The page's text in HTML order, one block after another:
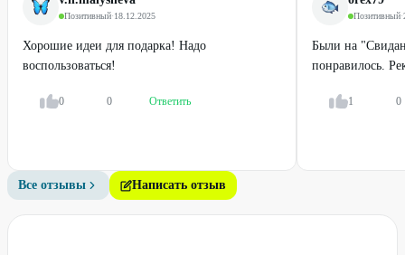
Позитивный·18.12.2025
Хорошие идеи для подарка! Надо
воспользоваться!
0 0 Ответить
Позитивный·
Были на
понравилось.
1 0
Все отзывы Написать отзыв